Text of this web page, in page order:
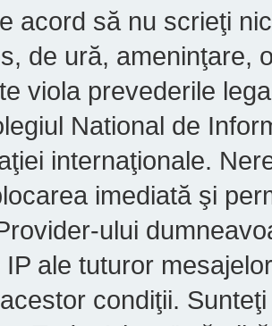
acord să nu scrieţi
de ură, ameninţare,
viola prevederile
National de
internaţionale.
imediată şi
ului
IP ale tuturor
condiţii.